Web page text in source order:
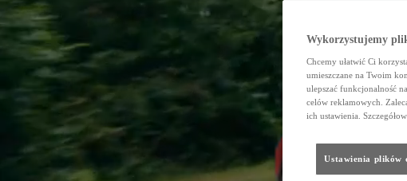
Wykorzystujemy
Chcemy ułatwić Ci
umieszczane na Twoim
ulepszać funkcjonalność
celów reklamowych.
ich ustawienia.
Ustawienia plików